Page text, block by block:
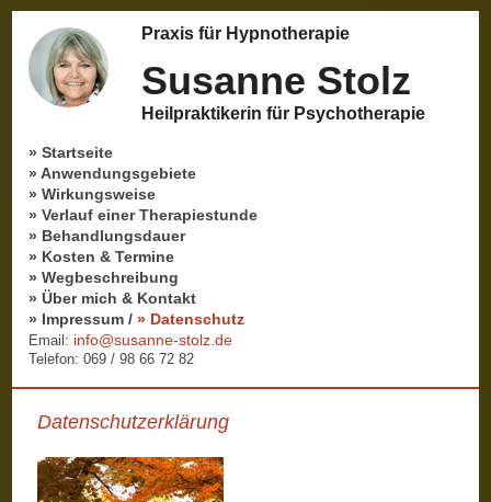
Praxis für Hypnotherapie
Susanne Stolz
Heilpraktikerin für Psychotherapie
» Startseite
» Anwendungsgebiete
» Wirkungsweise
» Verlauf einer Therapiestunde
» Behandlungsdauer
» Kosten & Termine
» Wegbeschreibung
» Über mich & Kontakt
» Impressum /» Datenschutz
Email: info@susanne-stolz.de
Telefon: 069 / 98 66 72 82
Datenschutzerklärung